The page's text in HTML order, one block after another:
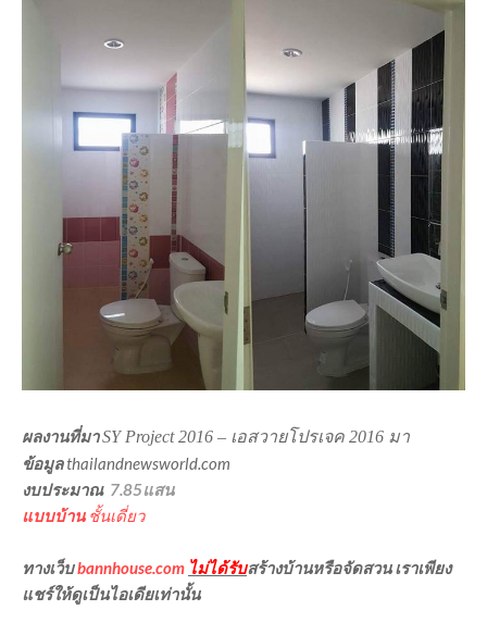
ผลงานที่มาSY Project 2016 – เอสวายโปรเจค 2016 มา
ข้อมูลthailandnewsworld.com
งบประมาณ 7.85แสน
แบบบ้าน ชั้นเดี่ยว
ทางเว็บbannhouse.com ไม่ได้รับสร้างบ้านหรือจัดสวน เราเพียง
แชร์ให้ดูเป็นไอเดียเท่านั้น